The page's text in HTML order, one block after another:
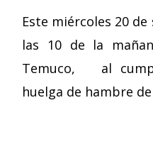
Este miércoles 20
las 10 de la
Temuco, al
huelga de hambre